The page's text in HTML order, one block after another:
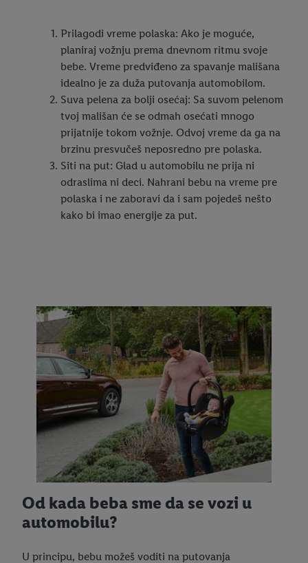
Prilagodi vreme polaska: Ako je moguće,
planiraj vožnju prema dnevnom ritmu svoje
bebe. Vreme predviđeno za spavanje mališana
idealno je za duža putovanja automobilom.
Suva pelena za bolji osećaj: Sa suvom pelenom
tvoj mališan će se odmah osećati mnogo
prijatnije tokom vožnje. Odvoj vreme da ga na
brzinu presvučeš neposredno pre polaska.
Siti na put: Glad u automobilu ne prija ni
odraslima ni deci. Nahrani bebu na vreme pre
polaska i ne zaboravi da i sam pojedeš nešto
kako bi imao energije za put.
Od kada beba sme da se vozi u
automobilu?
U principu, bebu možeš voditi na putovanja